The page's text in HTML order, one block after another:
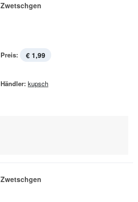
Zwetschgen
Preis: € 1,99
Händler: kupsch
Zwetschgen